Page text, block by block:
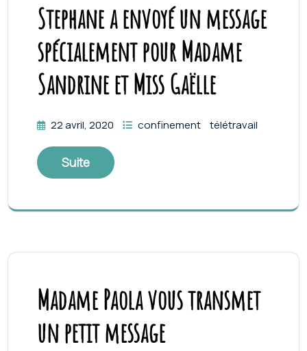
Stephane a envoyé un message
spécialement pour Madame
Sandrine et Miss Gaëlle
22 avril, 2020 confinement télétravail
Suite
Madame Paola vous transmet
un petit message